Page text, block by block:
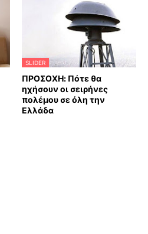
SLIDER
ΠΡΟΣΟΧΗ: Πότε θα
ηχήσουν οι σειρήνες
πολέμου σε όλη την
Ελλάδα